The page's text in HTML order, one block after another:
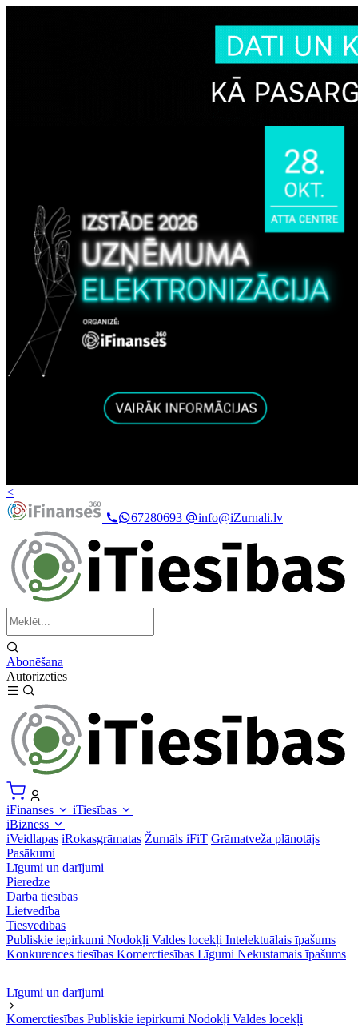
<
67280693
info@iZurnali.lv
Abonēšana
Autorizēties
iFinanses
iTiesības
iBizness
iVeidlapas iRokasgrāmatas Žurnāls iFiT Grāmatveža plānotājs
Pasākumi
Līgumi un darījumi
Pieredze
Darba tiesības
Lietvedība
Tiesvedības
Publiskie iepirkumi Nodokļi Valdes locekļi Intelektuālais īpašums
Konkurences tiesības Komerctiesības Līgumi Nekustamais īpašums
Līgumi un darījumi
Komerctiesības Publiskie iepirkumi Nodokļi Valdes locekļi